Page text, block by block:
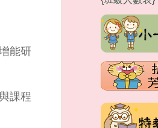
能研
課程